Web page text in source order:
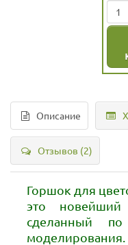
Описание
Отзывов (2)
Горшок для
это
сделанный
моделирования.